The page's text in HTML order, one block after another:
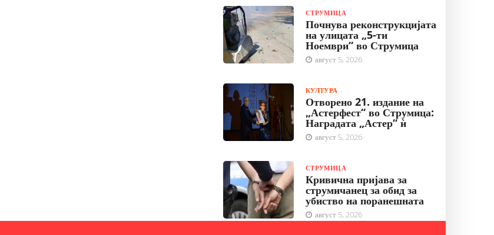
СТРУМИЦА
Почнува реконструкцијата
на улицата „5-ти
Ноември“ во Струмица
август 5, 2026
КУЛТУРА
Отворено 21. издание на
„Астерфест“ во Струмица:
Наградата „Астер“ ѝ
август 5, 2026
СТРУМИЦА
Кривична пријава за
струмичанец за обид за
убиство на поранешната
август 5, 2026